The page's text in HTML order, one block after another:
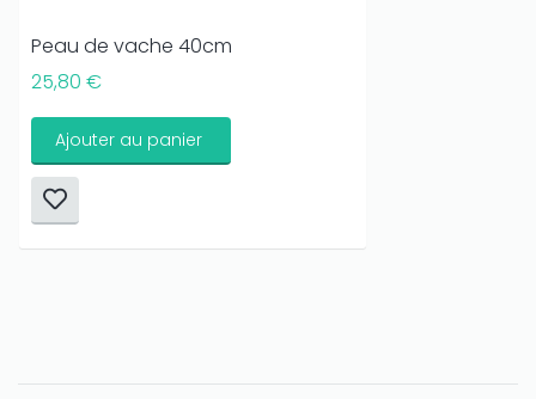
Peau de vache 40cm
25,80 €
Ajouter au panier